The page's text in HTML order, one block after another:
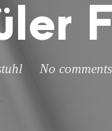
No comments